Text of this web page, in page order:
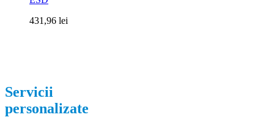
431,96 lei
Servicii
personalizate